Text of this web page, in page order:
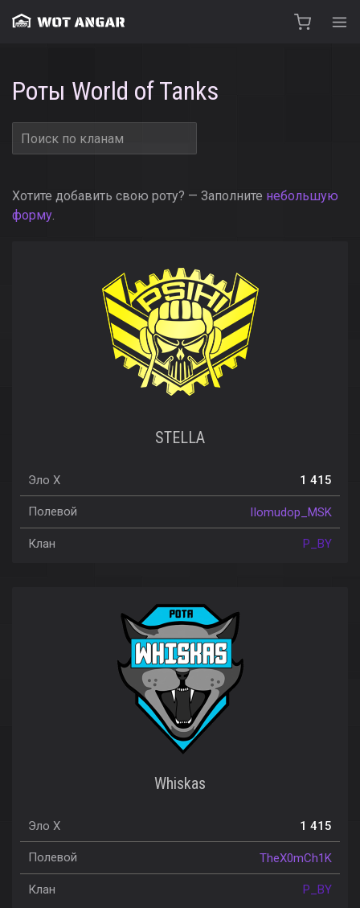
Роты World of Tanks
Хотите добавить свою роту? — Заполните небольшую
форму.
STELLA
Эло X 1 415
Полевой IIomudop_MSK
Клан P_BY
Whiskas
Эло X 1 415
Полевой TheX0mCh1K
Клан P_BY